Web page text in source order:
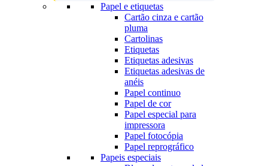
Papel e etiquetas
Cartão cinza e cartão
pluma
Cartolinas
Etiquetas
Etiquetas adesivas
Etiquetas adesivas de
anéis
Papel continuo
Papel de cor
Papel especial para
impressora
Papel fotocópia
Papel reprográfico
Papeis especiais